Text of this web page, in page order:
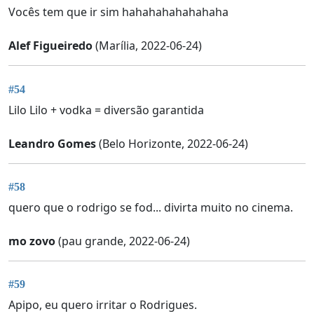
Vocês tem que ir sim hahahahahahahaha
Alef Figueiredo(Marília, 2022-06-24)
#54
Lilo Lilo + vodka = diversão garantida
Leandro Gomes(Belo Horizonte, 2022-06-24)
#58
quero que o rodrigo se fod... divirta muito no cinema.
mo zovo(pau grande, 2022-06-24)
#59
Apipo, eu quero irritar o Rodrigues.